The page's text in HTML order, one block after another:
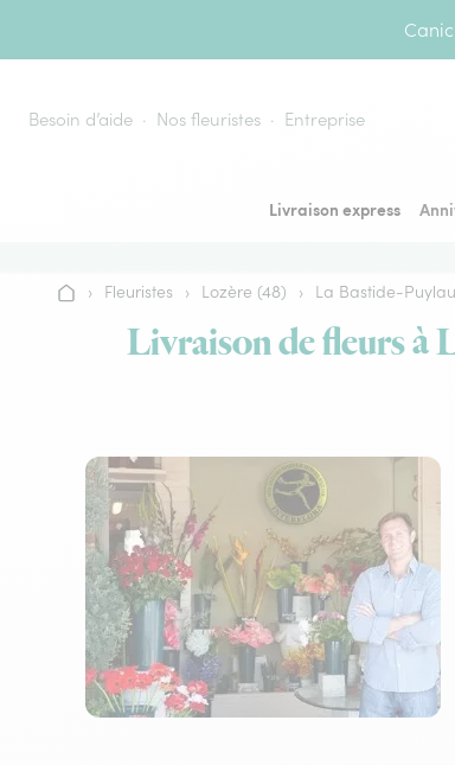
Besoin d’aide Nos fleuristes Entreprise
Livraison express
Accueil
› Fleuristes › Lozère (48) › La Bastide-
Livraison de fleurs à